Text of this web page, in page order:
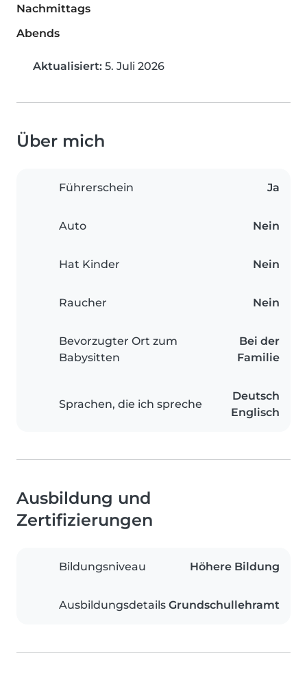
Nachmittags
Abends
Aktualisiert: 5. Juli 2026
Über mich
Führerschein Ja
Auto Nein
Hat Kinder Nein
Raucher Nein
Bevorzugter Ort zum
Babysitten
Bei der
Familie
Sprachen, die ich spreche
Deutsch
Englisch
Ausbildung und
Zertifizierungen
Bildungsniveau Höhere Bildung
Ausbildungsdetails Grundschullehramt